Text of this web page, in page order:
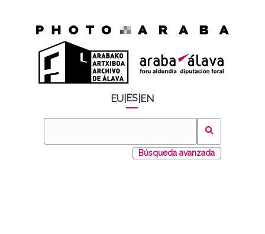
EU ES EN
Búsqueda avanzada